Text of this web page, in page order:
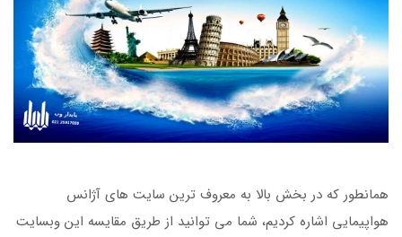
همانطور که در بخش بالا به معروف ترین سایت های آژانس
هواپیمایی اشاره کردیم، شما می توانید از طریق مقایسه این وبسایت